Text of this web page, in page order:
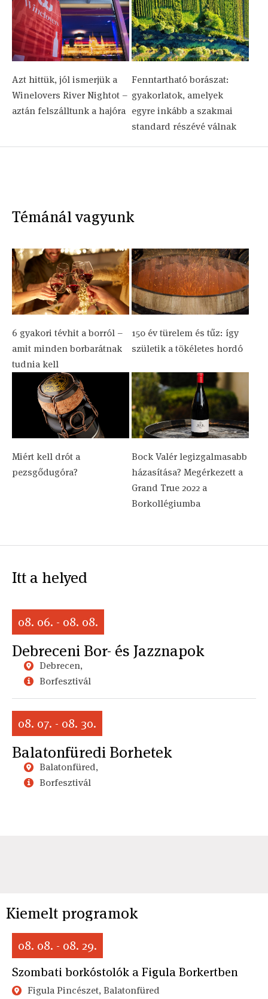
Azt hittük, jól ismerjük a
Winelovers River Nightot –
aztán felszálltunk a hajóra
Fenntartható borászat:
gyakorlatok, amelyek
egyre inkább a szakmai
standard részévé válnak
Témánál vagyunk
6 gyakori tévhit a borról –
amit minden borbarátnak
tudnia kell
150 év türelem és tűz: így
születik a tökéletes hordó
Miért kell drót a
pezsgődugóra?
Bock Valér legizgalmasabb
házasítása? Megérkezett a
Grand True 2022 a
Borkollégiumba
Itt a helyed
08. 06. - 08. 08.
Debreceni Bor- és Jazznapok
Debrecen,
Borfesztivál
08. 07. - 08. 30.
Balatonfüredi Borhetek
Balatonfüred,
Borfesztivál
Kiemelt programok
08. 08. - 08. 29.
Szombati borkóstolók a Figula Borkertben
Figula Pincészet, Balatonfüred